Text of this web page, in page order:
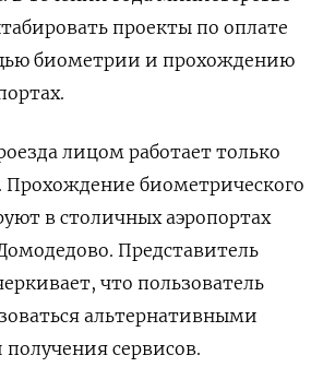
проекты по оплате
биометрии и прохождению
лицом работает только
биометрического
в столичных аэропортах
Представитель
что пользователь
альтернативными
сервисов.